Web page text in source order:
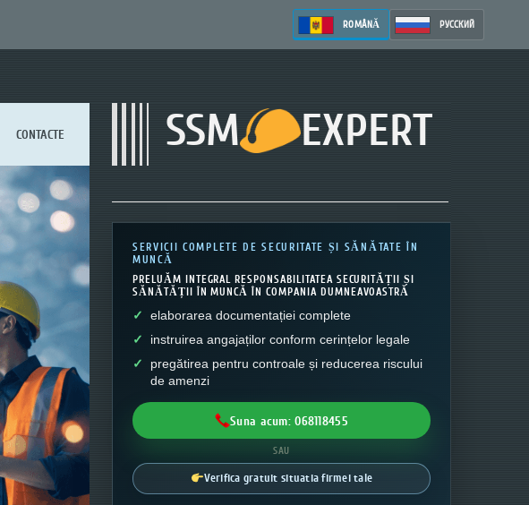
ROMÂNĂ РУССКИЙ
SSM EXPERT
CONTACTE
SERVICII COMPLETE DE SECURITATE ȘI SĂNĂTATE ÎN
MUNCĂ
PRELUĂM INTEGRAL RESPONSABILITATEA SECURITĂȚII ȘI
SĂNĂTĂȚII ÎN MUNCĂ ÎN COMPANIA DUMNEAVOASTRĂ
elaborarea documentației complete
instruirea angajaților conform cerințelor legale
pregătirea pentru controale și reducerea riscului
de amenzi
Suna acum: 068118455
SAU
Verifica gratuit situatia firmei tale